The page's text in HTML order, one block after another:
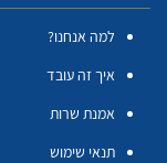
למה אנחנו?
איך זה עובד
אמנת שרות
תנאי שימוש